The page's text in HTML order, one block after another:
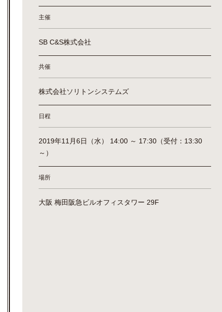
主催
SB C&S株式会社
共催
株式会社ソリトンシステムズ
日程
2019年11月6日（水） 14:00 ～ 17:30（受付：13:30
～）
場所
大阪 梅田阪急ビルオフィスタワー 29F